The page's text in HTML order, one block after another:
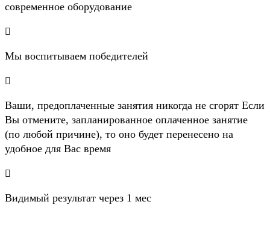
современное оборудование

Мы воспитываем победителей

Ваши, предоплаченные занятия никогда не сгорят Если
Вы отмените, запланированное оплаченное занятие
(по любой причине), то оно будет перенесено на
удобное для Вас время

Видимый результат через 1 мес